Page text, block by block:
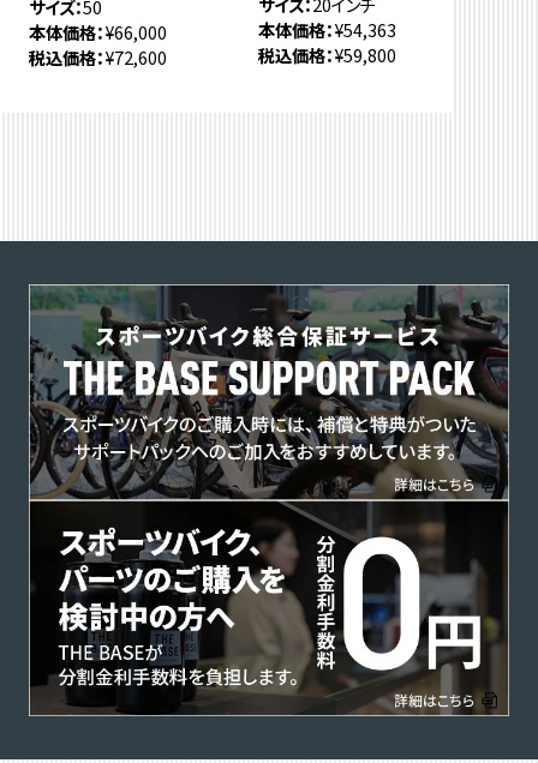
サイズ 50
本体価格 ¥66,000
税込価格 ¥72,600
本体価格 ¥54,363
税込価格 ¥59,800